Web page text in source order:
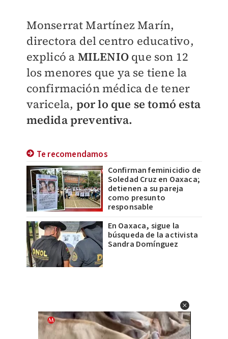
Monserrat Martínez Marín,
directora del centro educativo,
explicó a MILENIOque son 12
los menores que ya se tiene la
confirmación médica de tener
varicela, por lo que se tomó esta
medida preventiva.
Te recomendamos
Confirman feminicidio de
Soledad Cruz en Oaxaca;
detienen a su pareja
como presunto
responsable
En Oaxaca, sigue la
búsqueda de la activista
Sandra Domínguez